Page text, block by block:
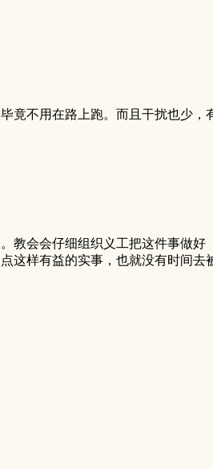
不用在路上跑。而且干扰也少，
教会会仔细组织义工把这件事做
这样有益的实事，也就没有时间